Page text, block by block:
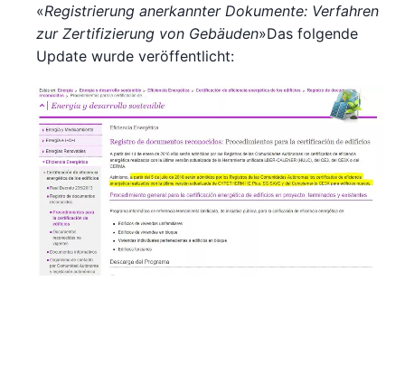
«Registrierung anerkannter Dokumente: Verfahren
zur Zertifizierung von Gebäuden»Das folgende
Update wurde veröffentlicht: